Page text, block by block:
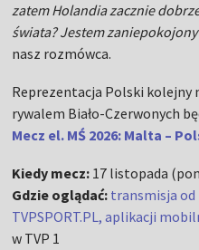
zatem Holandia zacznie
świata? Jestem
nasz rozmówca.
Reprezentacja Polski kolejny
rywalem Biało-Czerwonych
Mecz el. MŚ 2026: Malta –
Kiedy mecz: 17 listopada
Gdzie oglądać: transmisja od
TVPSPORT.PL, aplikacji
w TVP 1